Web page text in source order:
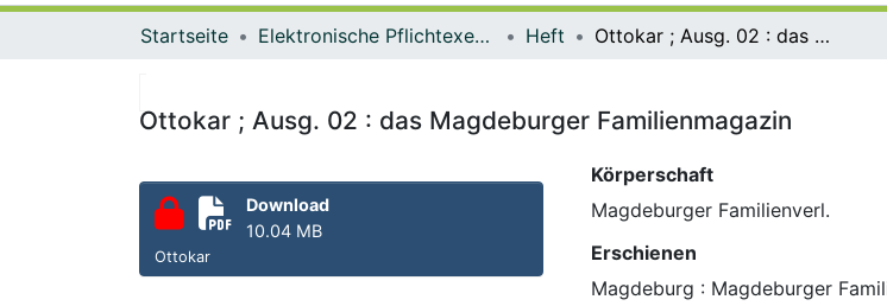
Startseite Elektronische Pflichtexemplare Heft Ottokar ; Ausg. 02 : das Magdeburger Familienmagazin
Ottokar ; Ausg. 02 : das Magdeburger Familienmagazin
Download
10.04 MB
Ottokar
Körperschaft
Magdeburger Familienverl.
Erschienen
Magdeburg : Magdeburger